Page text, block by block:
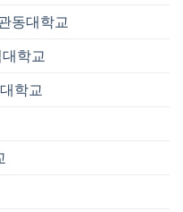
동대학교
대학교
학교